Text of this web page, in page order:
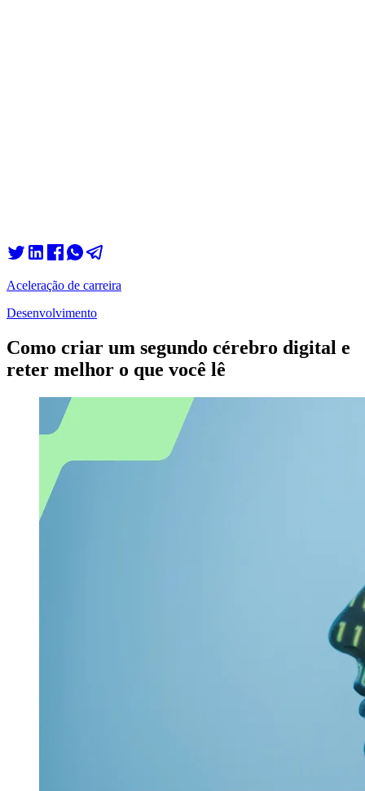
Aceleração de carreira
Desenvolvimento
Como criar um segundo cérebro digital e
reter melhor o que você lê